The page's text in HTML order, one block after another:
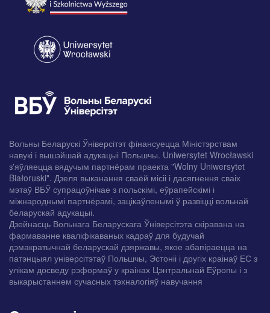
Вольны Беларускі Ўніверсітэт фінансуецца Міністэрствам
навукі і вышэйшай адукацыі Польшчы. Uniwersytet Wrocławski
з'яўляецца вядучым партнёрам праекта "Wolny Uniwersytet
Białoruski". Дзеля выканання сваёй місіі і дасягнення сваіх
мэтаў ВБЎ супрацоўнічае з польскімі, еўрапейскімі і
міжнароднымі партнёрамі, зацікаўленымі ў развіцці вольнай
беларускай адукацыі.
Дзейнасць Вольнага Беларускага Ўніверсітэта скіравана на
фармаванне кваліфікаваных кадраў для будучай
дэмакратычнай беларускай дзяржавы, якое абапіраецца на
патэнцыял універсітэтаў Польшчы, Эстоніі і другіх краінаў ЕС з
улікам досведу рэформаў у краінах Цэнтральнай Еўропы і з
выкарыстаннем сучасных тэхналогіяў навучання